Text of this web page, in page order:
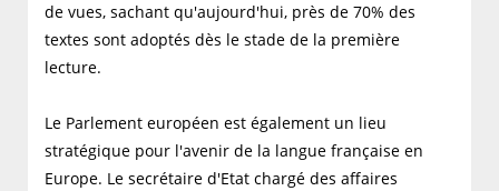
de vues, sachant qu'aujourd'hui, près de 70% des
textes sont adoptés dès le stade de la première
lecture.
Le Parlement européen est également un lieu
stratégique pour l'avenir de la langue française en
Europe. Le secrétaire d'Etat chargé des affaires